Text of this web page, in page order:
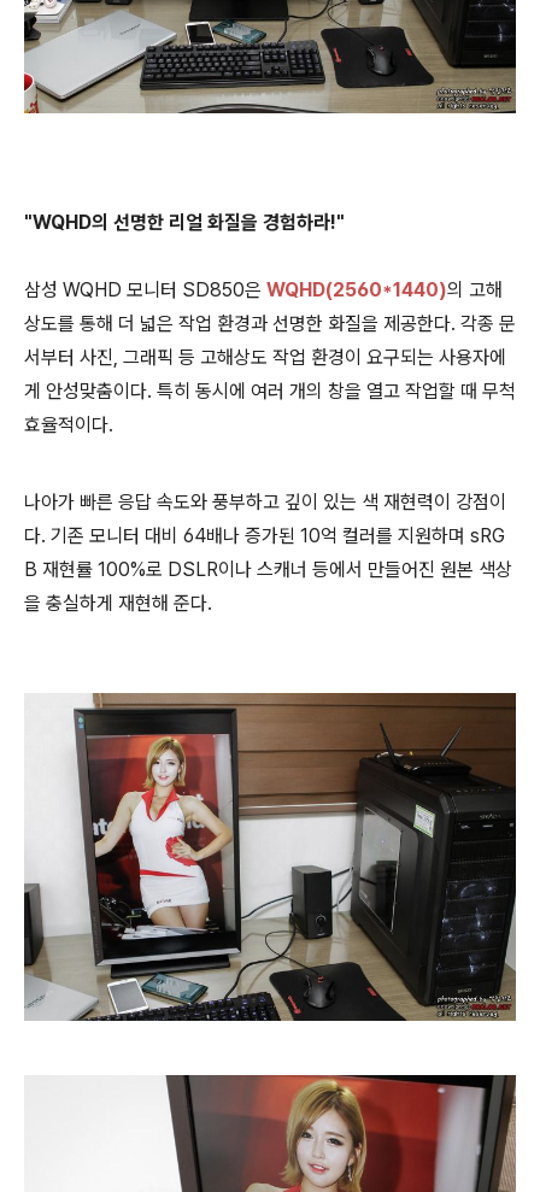
"WQHD의 선명한 리얼 화질을 경험하라!"
삼성 WQHD 모니터 SD850은 WQHD(2560*1440)의 고해
상도를 통해 더 넓은 작업 환경과 선명한 화질을 제공한다. 각종 문
서부터 사진, 그래픽 등 고해상도 작업 환경이 요구되는 사용자에
게 안성맞춤이다. 특히 동시에 여러 개의 창을 열고 작업할 때 무척
효율적이다.
나아가 빠른 응답 속도와 풍부하고 깊이 있는 색 재현력이 강점이
다. 기존 모니터 대비 64배나 증가된 10억 컬러를 지원하며 sRG
B 재현률 100%로 DSLR이나 스캐너 등에서 만들어진 원본 색상
을 충실하게 재현해 준다.